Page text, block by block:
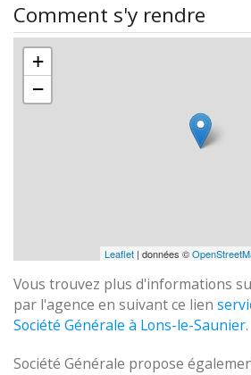
Comment s'y rendre
+
−
Leaflet | données ©
Vous trouvez plus d'informations
par l'agence en suivant ce lien
Société Générale à Lons-le-Saunier.
Société Générale propose